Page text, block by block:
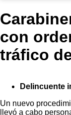
con
tráfico
Delincuente
Un nuevo
llevó a cabo